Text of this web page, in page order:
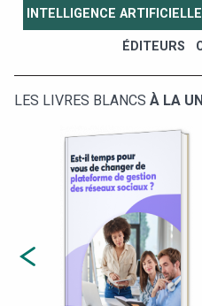
INTELLIGENCE ARTIFICIELLE
ÉDITEURS
LES LIVRES BLANCS À LA